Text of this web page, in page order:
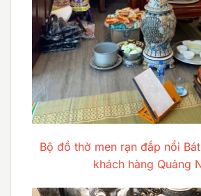
Bộ đồ thờ men rạn đắp nổi
khách hàng Quảng